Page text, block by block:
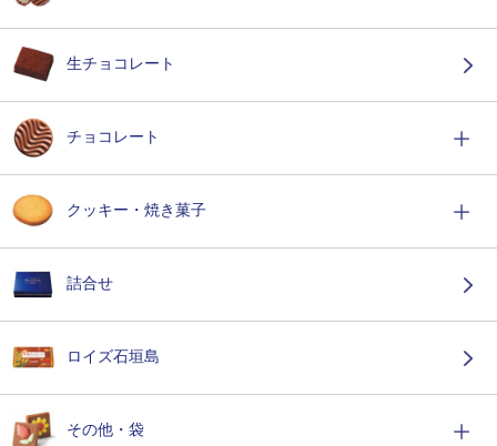
生チョコレート
チョコレート
クッキー・焼き菓子
詰合せ
ロイズ石垣島
その他・袋